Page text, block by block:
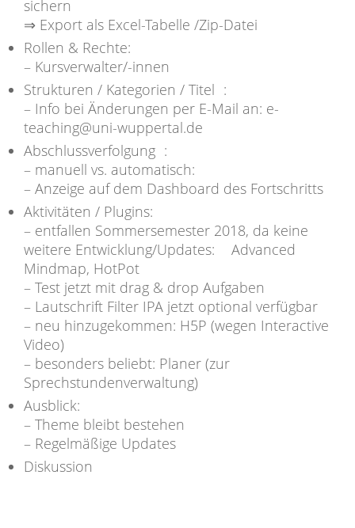
sichern
⇒ Export als Excel-Tabelle /Zip-Datei
Rollen & Rechte:
– Kursverwalter/-innen
Strukturen / Kategorien / Titel :
– Info bei Änderungen per E-Mail an: e-
teaching@uni-wuppertal.de
Abschlussverfolgung :
– manuell vs. automatisch:
– Anzeige auf dem Dashboard des Fortschritts
Aktivitäten / Plugins:
– entfallen Sommersemester 2018, da keine
weitere Entwicklung/Updates: Advanced
Mindmap, HotPot
– Test jetzt mit drag & drop Aufgaben
– Lautschrift Filter IPA jetzt optional verfügbar
– neu hinzugekommen: H5P (wegen Interactive
Video)
– besonders beliebt: Planer (zur
Sprechstundenverwaltung)
Ausblick:
– Theme bleibt bestehen
– Regelmäßige Updates
Diskussion